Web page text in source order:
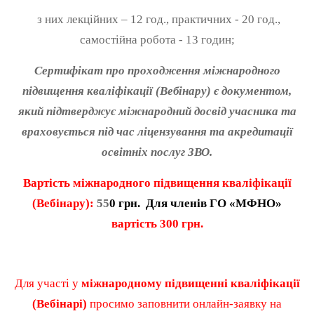
з них лекційних – 12 год., практичних - 20 год.,
самостійна робота - 13 годин;
Сертифікат про проходження міжнародного
підвищення кваліфікації (Вебінару) є документом,
який підтверджує міжнародний досвід учасника та
враховується під час ліцензування та акредитації
освітніх послуг ЗВО.
Вартість міжнародного підвищення кваліфікації
(Вебінару): 550 грн. Для членів ГО «МФНО»
вартість 300 грн.
Для участі у міжнародному підвищенні кваліфікації
(Вебінарі) просимо заповнити онлайн-заявку на